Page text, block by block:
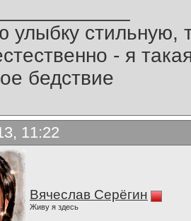
улыбку стильную,
- я
бедствие
11:22
Вячеслав Серёгин
Живу я здесь